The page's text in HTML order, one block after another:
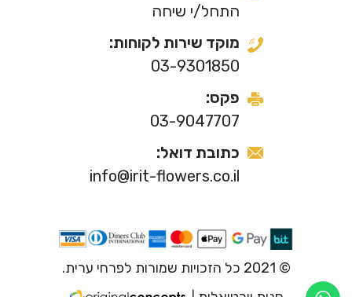
התחל/י שיחה
מוקד שירות לקוחות:
03-9301850
פקס:
03-9047707
כתובת דואל:
info@irit-flowers.co.il
© 2021 כל הזכויות שמורות לפרחי ערית.